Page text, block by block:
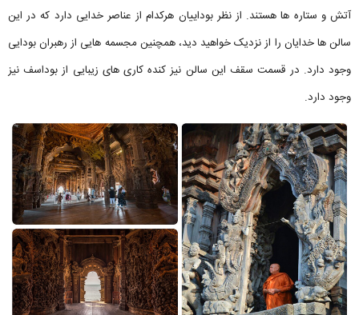
آتش و ستاره ها هستند. از نظر بوداییان هرکدام از عناصر خدایی دارد که در این
سالن ها خدایان را از نزدیک خواهید دید، همچنین مجسمه هایی از رهبران بودایی
وجود دارد. در قسمت سقف این سالن نیز کنده کاری های زیبایی از بوداسف نیز
وجود دارد.